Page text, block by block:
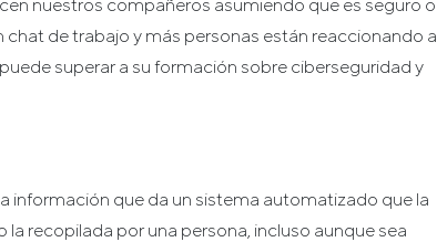
chat de trabajo y más personas están reaccionando a
superar a su formación sobre ciberseguridad y
información que da un sistema automatizado que la
recopilada por una persona, incluso aunque sea